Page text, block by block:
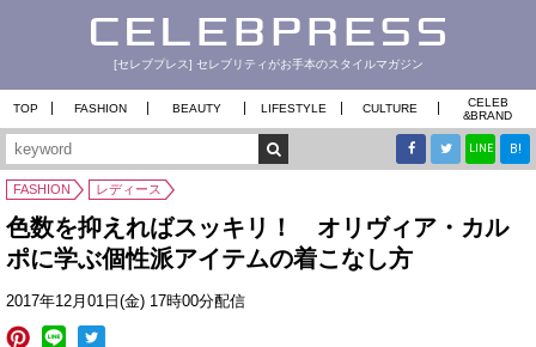
[セレブプレス] セレブリティがお手本のスタイルマガジン
TOP FASHION BEAUTY LIFESTYLE CULTURE
CELEB
&BRAND
LINE B!
FASHION レディース
色数を抑えればスッキリ！ オリヴィア・カル
ポに学ぶ個性派アイテムの着こなし方
2017年12月01日(金) 17時00分配信